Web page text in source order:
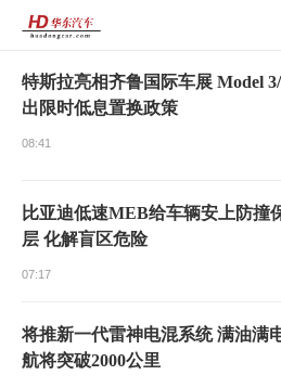
特斯拉亮相齐鲁国际车展 Model 3/Y 推
出限时低息置换政策
08:41
比亚迪低速MEB给车辆安上防撞
层 化解盲区危险
07:17
将推新一代雷神电混系统 满油满
航将突破2000公里
华东汽车 版权所